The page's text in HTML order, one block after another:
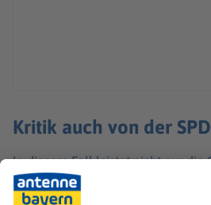
Kritik auch von der SPD
In diesem Fall leistet nicht nur die
die geplante Sparmaßnahme einer
Partei selbst beteiligt ist. Auch